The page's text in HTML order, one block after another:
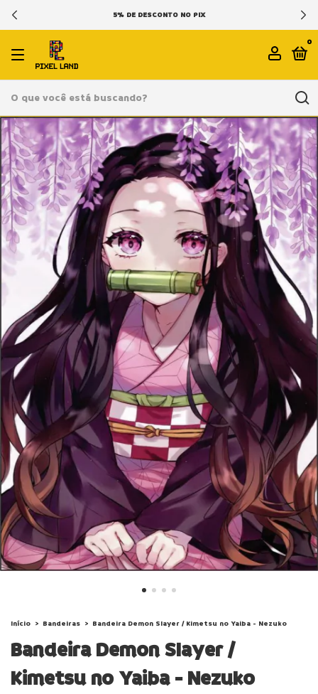
5% DE DESCONTO NO PIX
0
Início > Bandeiras > Bandeira Demon Slayer / Kimetsu no Yaiba - Nezuko
Bandeira Demon Slayer /
Kimetsu no Yaiba - Nezuko